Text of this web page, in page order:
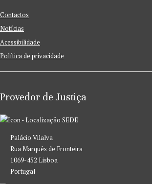
Contactos
Notícias
Acessibilidade
Política de privacidade
Provedor de Justiça
SEDE
Palácio Vilalva
Rua Marquês de Fronteira
1069-452 Lisboa
Portugal